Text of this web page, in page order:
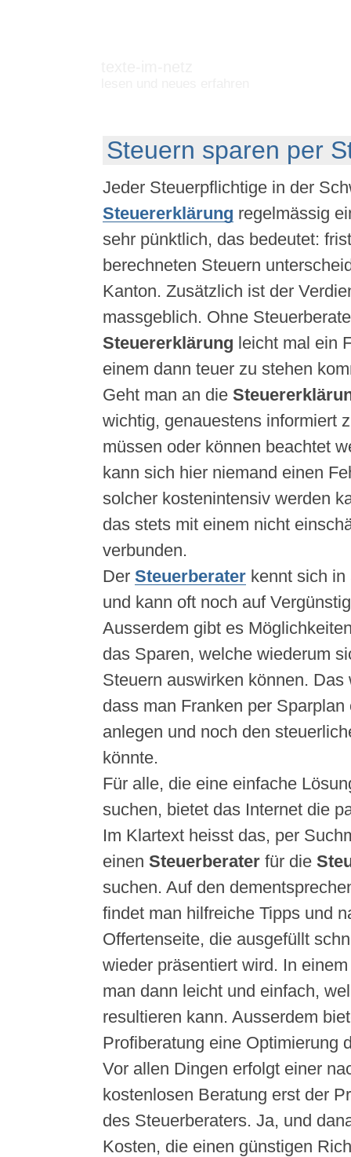
Steuern sparen per
Jeder Steuerpflichtige in der
Steuererklärung regelmässig
sehr pünktlich, das bedeutet:
berechneten Steuern
Kanton. Zusätzlich ist der
massgeblich. Ohne
Steuererklärung leicht mal ein
einem dann teuer zu stehen
Geht man an die
wichtig, genauestens informiert
müssen oder können beachtet
kann sich hier niemand einen
solcher kostenintensiv werden
das stets mit einem nicht
verbunden.
Der Steuerberaterkennt sich in
und kann oft noch auf
Ausserdem gibt es
das Sparen, welche wiederum
Steuern auswirken können. Das
dass man Franken per Sparplan
anlegen und noch den
könnte.
Für alle, die eine einfache
suchen, bietet das Internet die
Im Klartext heisst das, per
einen Steuerberater für die
suchen. Auf den
findet man hilfreiche Tipps und
Offertenseite, die ausgefüllt
wieder präsentiert wird. In
man dann leicht und einfach,
resultieren kann. Ausserdem
Profiberatung eine Optimierung
Vor allen Dingen erfolgt einer
kostenlosen Beratung erst der
des Steuerberaters. Ja, und
Kosten, die einen günstigen